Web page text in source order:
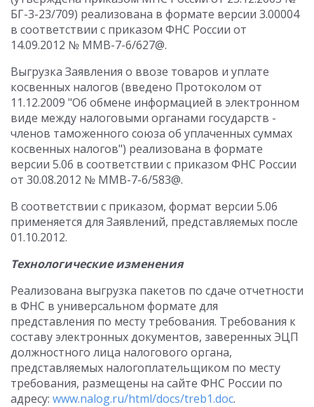
БГ-3-23/709) реализована в формате версии 3.00004
в соответствии с приказом ФНС России от
14.09.2012 № ММВ-7-6/627@.
Выгрузка Заявления о ввозе товаров и уплате
косвенных налогов (введено Протоколом от
11.12.2009 "Об обмене информацией в электронном
виде между налоговыми органами государств -
членов таможенного союза об уплаченных суммах
косвенных налогов") реализована в формате
версии 5.06 в соответствии с приказом ФНС России
от 30.08.2012 № ММВ-7-6/583@.
В соответствии с приказом, формат версии 5.06
применяется для Заявлений, представляемых после
01.10.2012.
Технологические изменения
Реализована выгрузка пакетов по сдаче отчетности
в ФНС в универсальном формате для
представления по месту требования. Требования к
составу электронных документов, заверенных ЭЦП
должностного лица налогового органа,
представляемых налогоплательщиком по месту
требования, размещены на сайте ФНС России по
адресу: www.nalog.ru/html/docs/treb1.doc.